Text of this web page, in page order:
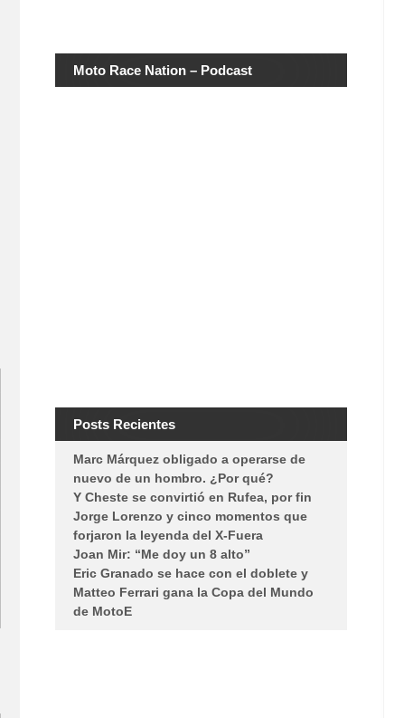
Moto Race Nation – Podcast
Posts Recientes
Marc Márquez obligado a operarse de
nuevo de un hombro. ¿Por qué?
Y Cheste se convirtió en Rufea, por fin
Jorge Lorenzo y cinco momentos que
forjaron la leyenda del X-Fuera
Joan Mir: “Me doy un 8 alto”
Eric Granado se hace con el doblete y
Matteo Ferrari gana la Copa del Mundo
de MotoE